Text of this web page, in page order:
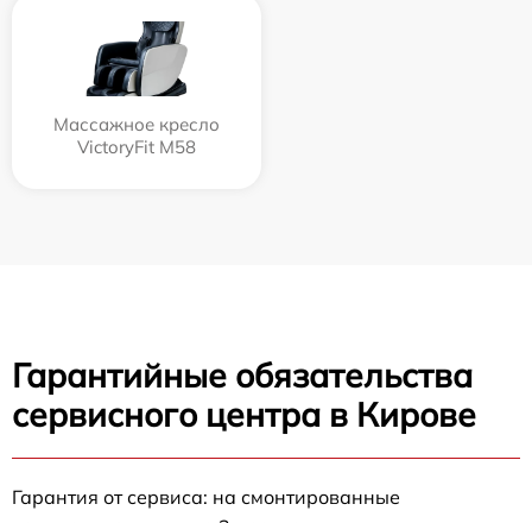
Массажное кресло
VictoryFit M58
Гарантийные обязательства
сервисного центра в Кирове
Гарантия от сервиса: на смонтированные